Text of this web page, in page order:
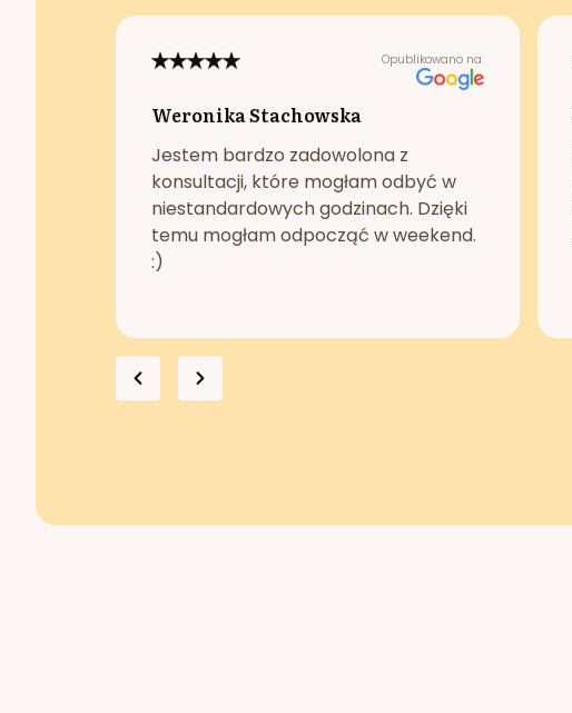
Opublikowano na:
Weronika Stachowska
Jestem bardzo zadowolona z
konsultacji, które mogłam odbyć w
niestandardowych godzinach. Dzięki
temu mogłam odpocząć w weekend.
:)